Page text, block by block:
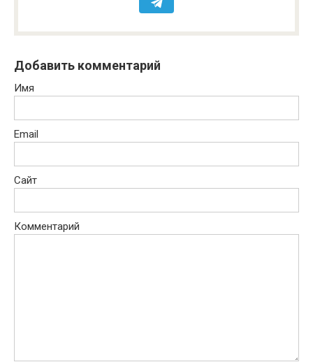
Добавить комментарий
Имя
Email
Сайт
Комментарий